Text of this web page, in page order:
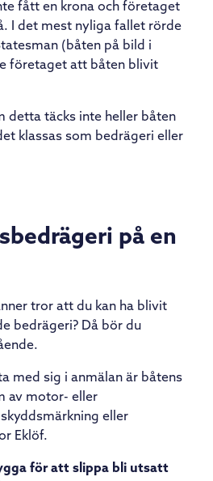
fått en krona och företaget
I det mest nyliga fallet rörde
(båten på bild i
företaget att båten blivit
detta täcks inte heller båten
klassas som bedrägeri eller
på en
tror att du kan ha blivit
bedrägeri? Då bör du
med sig i anmälan är båtens
av motor- eller
eller
Eklöf.
för att slippa bli utsatt